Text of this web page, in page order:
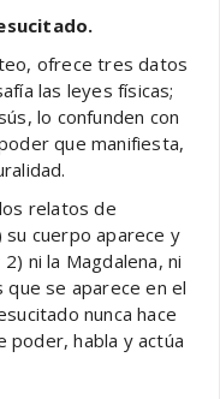
ofrece tres datos
las leyes físicas;
lo confunden con
que manifiesta,
relatos de
su cuerpo aparece y
ni la Magdalena, ni
que se aparece en el
nunca hace
poder, habla y actúa